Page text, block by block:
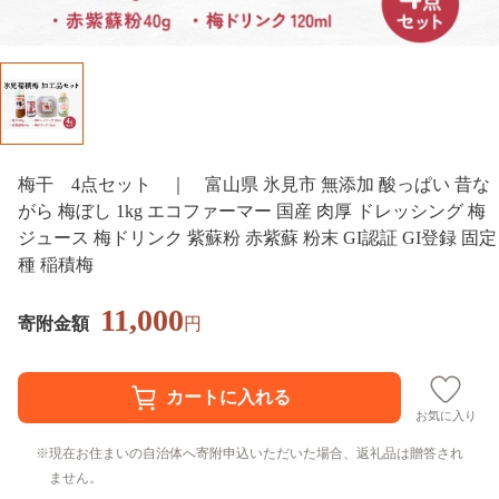
梅干 4点セット ｜ 富山県 氷見市 無添加 酸っぱい 昔な
がら 梅ぼし 1kg エコファーマー 国産 肉厚 ドレッシング 梅
ジュース 梅ドリンク 紫蘇粉 赤紫蘇 粉末 GI認証 GI登録 固定
種 稲積梅
寄附金額 11,000円
お気に入り
現在お住まいの自治体へ寄附申込いただいた場合、返礼品は贈答され
ません。